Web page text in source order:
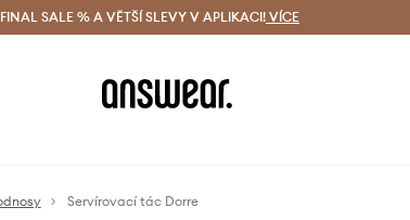
(od 1800 Kč) Doručení i do 24 h
FINAL SALE % A VĚTŠÍ SLEVY V APLIKACI! VÍCE
Servírovací tác Dorre